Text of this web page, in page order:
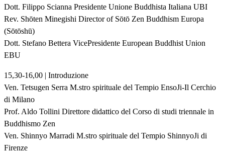
Dott. Filippo Scianna Presidente Unione Buddhista Italiana UBI
Rev. Shōten Minegishi Director of Sōtō Zen Buddhism Europa
(Sōtōshū)
Dott. Stefano Bettera VicePresidente European Buddhist Union
EBU
15,30-16,00 | Introduzione
Ven. Tetsugen Serra M.stro spirituale del Tempio EnsoJi-Il Cerchio
di Milano
Prof. Aldo Tollini Direttore didattico del Corso di studi triennale in
Buddhismo Zen
Ven. Shinnyo Marradi M.stro spirituale del Tempio ShinnyoJi di
Firenze